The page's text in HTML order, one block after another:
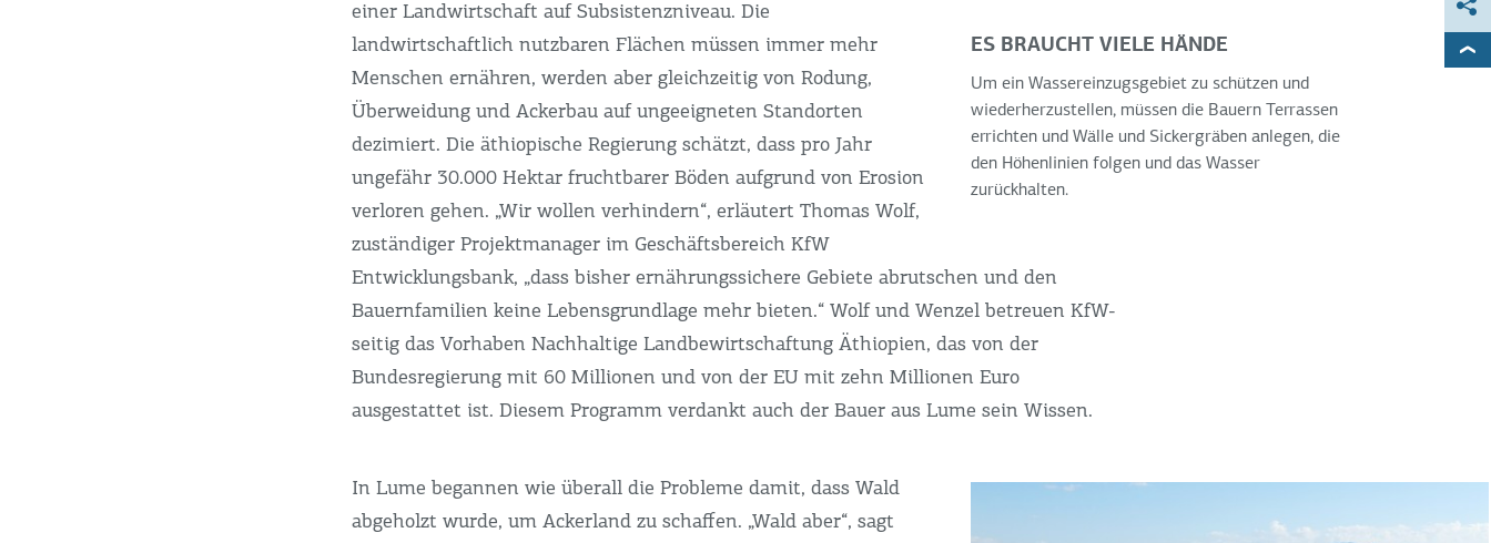
ES BRAUCHT VIELE HÄNDE
Um ein Wassereinzugsgebiet zu schützen und
wiederherzustellen, müssen die Bauern Terrassen
errichten und Wälle und Sickergräben anlegen, die
den Höhenlinien folgen und das Wasser
zurückhalten.
einer Landwirtschaft auf Subsistenzniveau. Die
landwirtschaftlich nutzbaren Flächen müssen immer mehr
Menschen ernähren, werden aber gleichzeitig von Rodung,
Überweidung und Ackerbau auf ungeeigneten Standorten
dezimiert. Die äthiopische Regierung schätzt, dass pro Jahr
ungefähr 30.000 Hektar fruchtbarer Böden aufgrund von Erosion
verloren gehen. „Wir wollen verhindern“, erläutert Thomas Wolf,
zuständiger Projektmanager im Geschäftsbereich KfW
Entwicklungsbank, „dass bisher ernährungssichere Gebiete abrutschen und den
Bauernfamilien keine Lebensgrundlage mehr bieten.“ Wolf und Wenzel betreuen KfW-
seitig das Vorhaben Nachhaltige Landbewirtschaftung Äthiopien, das von der
Bundesregierung mit 60 Millionen und von der EU mit zehn Millionen Euro
ausgestattet ist. Diesem Programm verdankt auch der Bauer aus Lume sein Wissen.
In Lume begannen wie überall die Probleme damit, dass Wald
abgeholzt wurde, um Ackerland zu schaffen. „Wald aber“, sagt